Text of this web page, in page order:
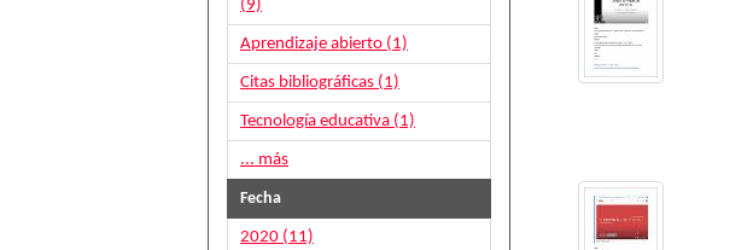
(9)
Aprendizaje abierto (1)
Citas bibliográficas (1)
Tecnología educativa (1)
... más
Fecha
2020 (11)